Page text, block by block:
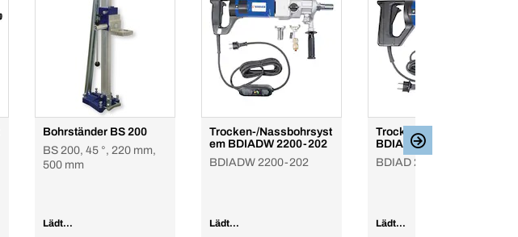
Bohrständer BS 200
BS 200, 45 °, 220 mm,
500 mm
Lädt...
Trocken-/Nassbohrsyst
em BDIADW 2200-202
BDIADW 2200-202
Lädt...
Trockenbohrmaschine
BDIAD 2000-162
BDIAD 2000-162
Lädt...